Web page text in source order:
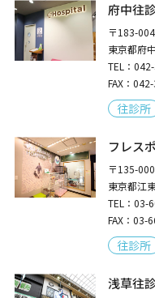
府中往
〒183-
東京都府
TEL：
FAX：
往診所
フレス
〒135-
東京都江
TEL：03-
FAX：03-
往診所
浅草往